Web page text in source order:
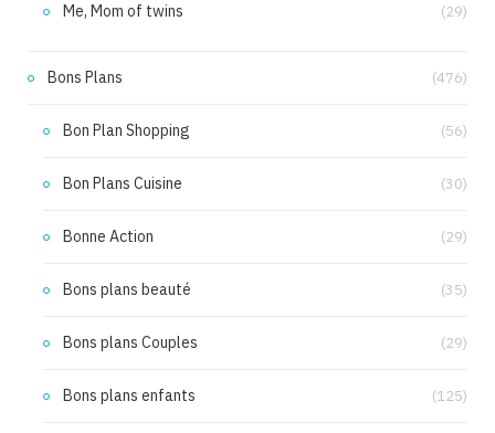
Me, Mom of twins (29)
Bons Plans (476)
Bon Plan Shopping (56)
Bon Plans Cuisine (30)
Bonne Action (29)
Bons plans beauté (35)
Bons plans Couples (29)
Bons plans enfants (125)